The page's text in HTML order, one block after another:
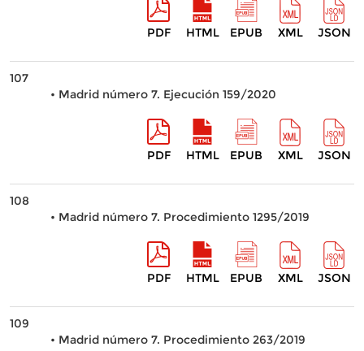
PDF HTML EPUB XML JSON
107
• Madrid número 7. Ejecución 159/2020
PDF HTML EPUB XML JSON
108
• Madrid número 7. Procedimiento 1295/2019
PDF HTML EPUB XML JSON
109
• Madrid número 7. Procedimiento 263/2019